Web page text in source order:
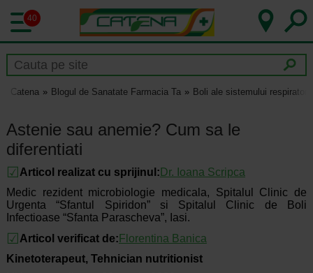
40
Catena Blogul de Sanatate Farmacia Ta Boli ale sistemului respirator
Astenie sau anemie? Cum sa le
diferentiati
Articol realizat cu sprijinul: Dr. Ioana Scripca
Medic rezident microbiologie medicala, Spitalul Clinic de
Urgenta “Sfantul Spiridon” si Spitalul Clinic de Boli
Infectioase “Sfanta Parascheva”, Iasi.
Articol verificat de: Florentina Banica
Kinetoterapeut, Tehnician nutritionist